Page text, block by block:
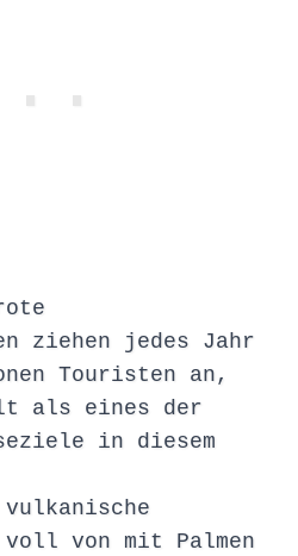
ziehen jedes Jahr
Touristen an,
als eines der
in diesem
vulkanische
von mit Palmen